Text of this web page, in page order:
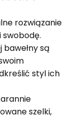
rozwiązanie
bawełny są
styl ich
szelki,